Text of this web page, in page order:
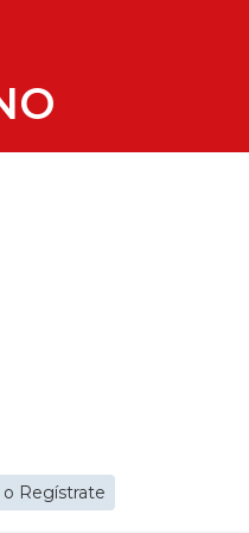
o Regístrate